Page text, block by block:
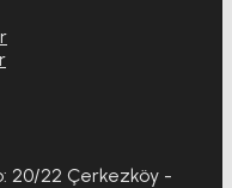
20/22 Çerkezköy -